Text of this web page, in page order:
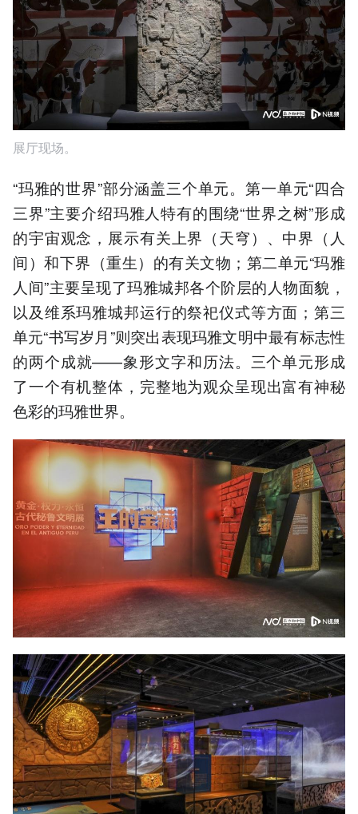
展厅现场。
“玛雅的世界”部分涵盖三个单元。第一单元“四合
三界”主要介绍玛雅人特有的围绕“世界之树”形成
的宇宙观念，展示有关上界（天穹）、中界（人
间）和下界（重生）的有关文物；第二单元“玛雅
人间”主要呈现了玛雅城邦各个阶层的人物面貌，
以及维系玛雅城邦运行的祭祀仪式等方面；第三
单元“书写岁月”则突出表现玛雅文明中最有标志性
的两个成就——象形文字和历法。三个单元形成
了一个有机整体，完整地为观众呈现出富有神秘
色彩的玛雅世界。